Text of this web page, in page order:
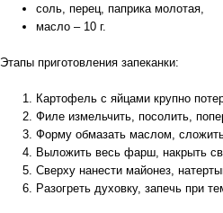
соль, перец, паприка молотая,
масло – 10 г.
Этапы приготовления запеканки:
Картофель с яйцами крупно
Филе измельчить, посолить,
Форму обмазать маслом,
Выложить весь фарш, накрыть
Сверху нанести майонез,
Разогреть духовку, запечь при